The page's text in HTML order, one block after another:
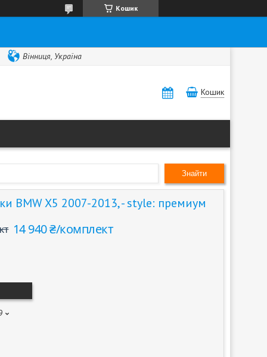
Кошик
Вінниця, Україна
Кошик
Знайти
BMW X5 2007-2013, - style: премиум
14 940 ₴/комплект